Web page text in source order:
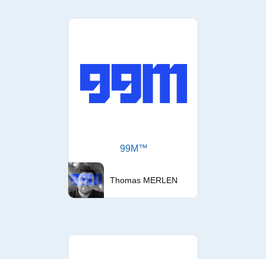
99M™
Thomas MERLEN